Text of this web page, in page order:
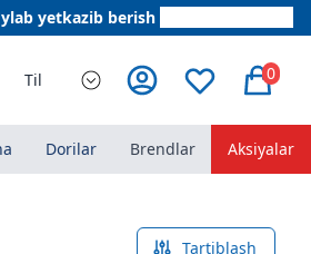
yetkazib berish
Til 0
Dorilar Brendlar Aksiyalar
Tartiblash